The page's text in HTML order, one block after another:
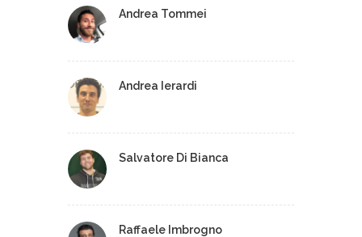
Andrea Tommei
Andrea Ierardi
Salvatore Di Bianca
Raffaele Imbrogno